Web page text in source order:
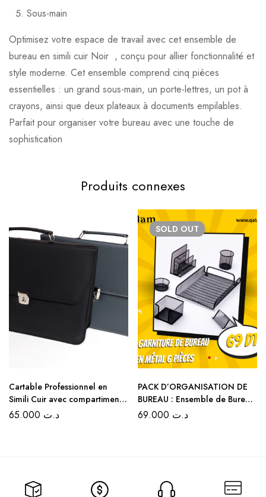
Sous-main
Optimisez votre espace de travail avec cet ensemble de
bureau en simili cuir Noir , conçu pour allier fonctionnalité et
style moderne. Cet ensemble comprend cinq pièces
essentielles : un grand sous-main, un porte-lettres, un pot à
crayons, ainsi que deux plateaux à documents empilables.
Parfait pour organiser votre bureau avec une touche de
sophistication
Produits connexes
Cartable Professionnel en
Simili Cuir avec compartiments
– Noir et Gris
د.ت
SOLD OUT
PACK D’ORGANISATION DE
BUREAU : Ensemble de Bureau
en Métal 6 Pièces – Couleur
د.ت